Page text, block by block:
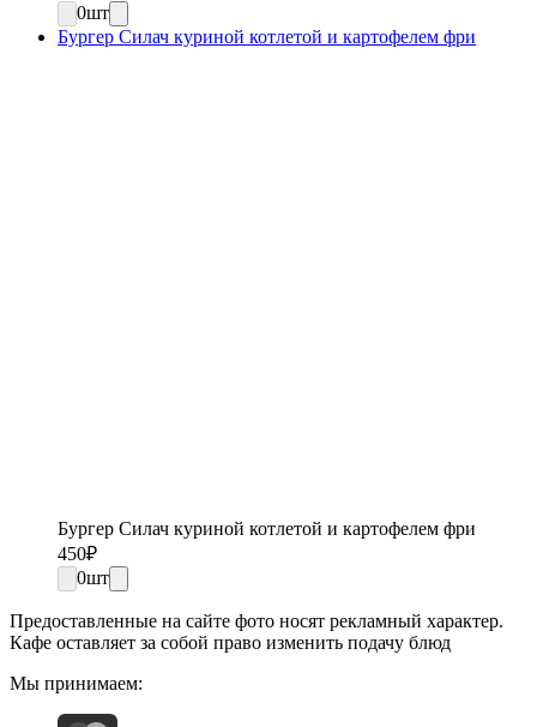
0шт
Бургер Силач куриной котлетой и картофелем фри
Бургер Силач куриной котлетой и картофелем фри
450₽
0шт
Предоставленные на сайте фото носят рекламный характер.
Кафе оставляет за собой право изменить подачу блюд
Мы принимаем: